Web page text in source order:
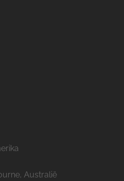
Australië